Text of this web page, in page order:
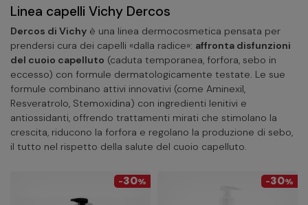
Linea capelli Vichy Dercos
Dercos di Vichy è una linea dermocosmetica pensata per
prendersi cura dei capelli «dalla radice»: affronta disfunzioni
del cuoio capelluto (caduta temporanea, forfora, sebo in
eccesso) con formule dermatologicamente testate. Le sue
formule combinano attivi innovativi (come Aminexil,
Resveratrolo, Stemoxidina) con ingredienti lenitivi e
antiossidanti, offrendo trattamenti mirati che stimolano la
crescita, riducono la forfora e regolano la produzione di sebo,
il tutto nel rispetto della salute del cuoio capelluto.
-30% -30%